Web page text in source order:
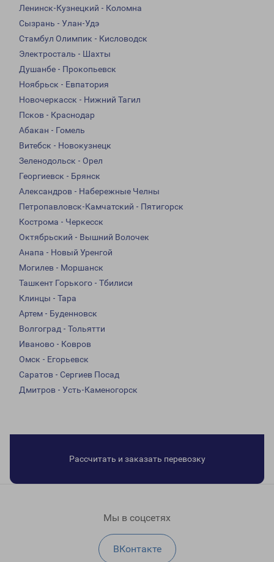
Ленинск-Кузнецкий - Коломна
Сызрань - Улан-Удэ
Стамбул Олимпик - Кисловодск
Электросталь - Шахты
Душанбе - Прокопьевск
Ноябрьск - Евпатория
Новочеркасск - Нижний Тагил
Псков - Краснодар
Абакан - Гомель
Витебск - Новокузнецк
Зеленодольск - Орел
Георгиевск - Брянск
Александров - Набережные Челны
Петропавловск-Камчатский - Пятигорск
Кострома - Черкесск
Октябрьский - Вышний Волочек
Анапа - Новый Уренгой
Могилев - Моршанск
Ташкент Горького - Тбилиси
Клинцы - Тара
Артем - Буденновск
Волгоград - Тольятти
Иваново - Ковров
Омск - Егорьевск
Саратов - Сергиев Посад
Дмитров - Усть-Каменогорск
Рассчитать и заказать перевозку
Мы в соцсетях
ВКонтакте